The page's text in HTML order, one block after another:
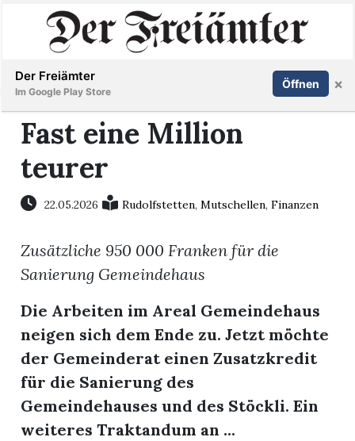
Veranstaltungen
Stellen
Paper
Newsletter
Inserieren Abonnieren Anmelden
Fast eine Million
teurer
22.05.2026 Rudolfstetten,Mutschellen,Finanzen
Zusätzliche 950 000 Franken für die
Sanierung Gemeindehaus
Die Arbeiten im Areal Gemeindehaus
neigen sich dem Ende zu. Jetzt möchte
der Gemeinderat einen Zusatzkredit
für die Sanierung des
Gemeindehauses und des Stöckli. Ein
weiteres Traktandum an ...
Der Freiämter
Im Google Play Store
Öffnen ×